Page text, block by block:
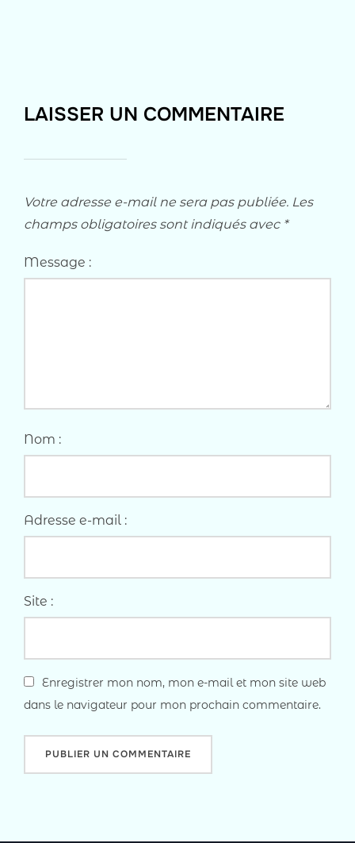
LAISSER UN COMMENTAIRE
Votre adresse e-mail ne sera pas publiée. Les
champs obligatoires sont indiqués avec *
Message :
Nom :
Adresse e-mail :
Site :
Enregistrer mon nom, mon e-mail et mon site web
dans le navigateur pour mon prochain commentaire.